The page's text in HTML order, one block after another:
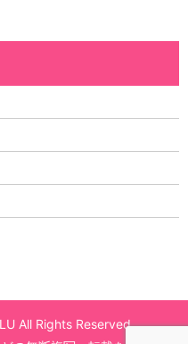
All Rights Reserved.